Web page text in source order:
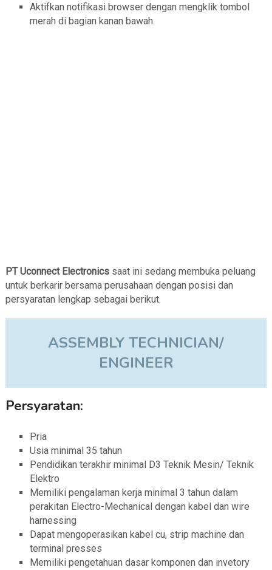
Aktifkan notifikasi browser dengan mengklik tombol
merah di bagian kanan bawah.
PT Uconnect Electronicssaat ini sedang membuka peluang
untuk berkarir bersama perusahaan dengan posisi dan
persyaratan lengkap sebagai berikut.
ASSEMBLY TECHNICIAN/
ENGINEER
Persyaratan:
Pria
Usia minimal 35 tahun
Pendidikan terakhir minimal D3 Teknik Mesin/ Teknik
Elektro
Memiliki pengalaman kerja minimal 3 tahun dalam
perakitan Electro-Mechanical dengan kabel dan wire
harnessing
Dapat mengoperasikan kabel cu, strip machine dan
terminal presses
Memiliki pengetahuan dasar komponen dan invetory